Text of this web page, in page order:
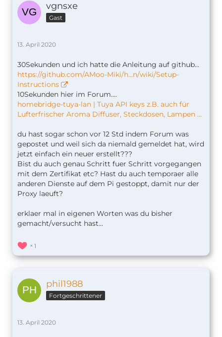
vgnsxe
Gast
13. April 2020
30Sekunden und ich hatte die Anleitung auf github...
https://github.com/AMoo-Miki/h…n/wiki/Setup-
Instructions
10Sekunden hier im Forum....
homebridge-tuya-lan | Tuya API keys z.B. auch für
Lufterfrischer Aroma Diffuser, Steckdosen, Lampen ...
du hast sogar schon vor 12 Std indem Forum was
gepostet und weil sich da niemald gemeldet hat, wird
jetzt einfach ein neuer erstellt???
Bist du auch genau Schritt fuer Schritt vorgegangen
mit dem Zertifikat etc? Hast du auch temporaer alle
anderen Dienste auf dem Pi gestoppt, damit nur der
Proxy laeuft?
erklaer mal in eigenen Worten was du bisher
gemacht/versucht hast...
1
phil1988
Fortgeschrittener
13. April 2020